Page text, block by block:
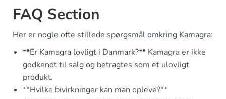
FAQ Section
Her er nogle ofte stillede spørgsmål omkring Kamagra:
**Er Kamagra lovligt i Danmark?** Kamagra er ikke
godkendt til salg og betragtes som et ulovligt
produkt.
**Hvilke bivirkninger kan man opleve?**